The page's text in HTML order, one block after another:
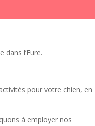
dans l’Eure.
pour votre chien, en
à employer nos